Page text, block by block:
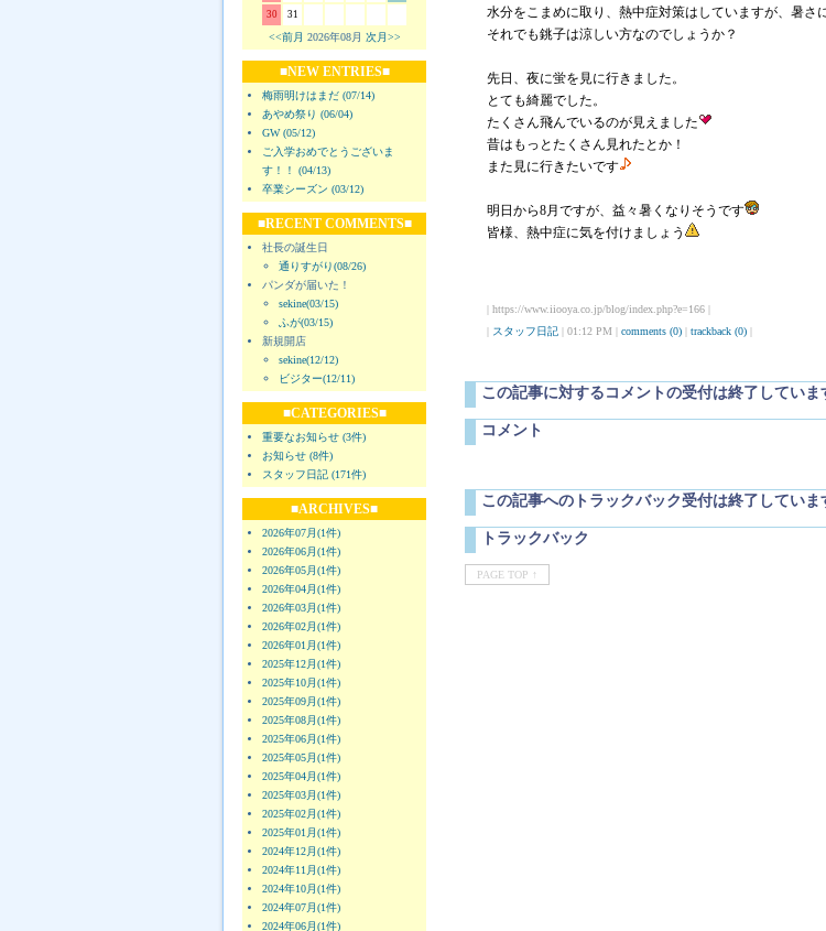
30 31
<<前月 2026年08月 次月>>
■NEW ENTRIES■
梅雨明けはまだ (07/14)
あやめ祭り (06/04)
GW (05/12)
ご入学おめでとうございま
す！！ (04/13)
卒業シーズン (03/12)
■RECENT COMMENTS■
社長の誕生日
通りすがり(08/26)
パンダが届いた！
sekine(03/15)
ふが(03/15)
新規開店
sekine(12/12)
ビジター(12/11)
■CATEGORIES■
重要なお知らせ (3件)
お知らせ (8件)
スタッフ日記 (171件)
■ARCHIVES■
2026年07月(1件)
2026年06月(1件)
2026年05月(1件)
2026年04月(1件)
2026年03月(1件)
2026年02月(1件)
2026年01月(1件)
2025年12月(1件)
2025年10月(1件)
2025年09月(1件)
2025年08月(1件)
2025年06月(1件)
2025年05月(1件)
2025年04月(1件)
2025年03月(1件)
2025年02月(1件)
2025年01月(1件)
2024年12月(1件)
2024年11月(1件)
2024年10月(1件)
2024年07月(1件)
2024年06月(1件)
水分をこまめに取り、熱中症対策はしていますが、暑さ
それでも銚子は涼しい方なのでしょうか？
先日、夜に蛍を見に行きました。
とても綺麗でした。
たくさん飛んでいるのが見えました
昔はもっとたくさん見れたとか！
また見に行きたいです
明日から8月ですが、益々暑くなりそうです
皆様、熱中症に気を付けましょう
| https://www.iiooya.co.jp/blog/index.php?e=166 |
| スタッフ日記 | 01:12 PM | comments (0) | trackback (0) |
この記事に対するコメントの受付は終了していま
コメント
この記事へのトラックバック受付は終了していま
トラックバック
PAGE TOP ↑